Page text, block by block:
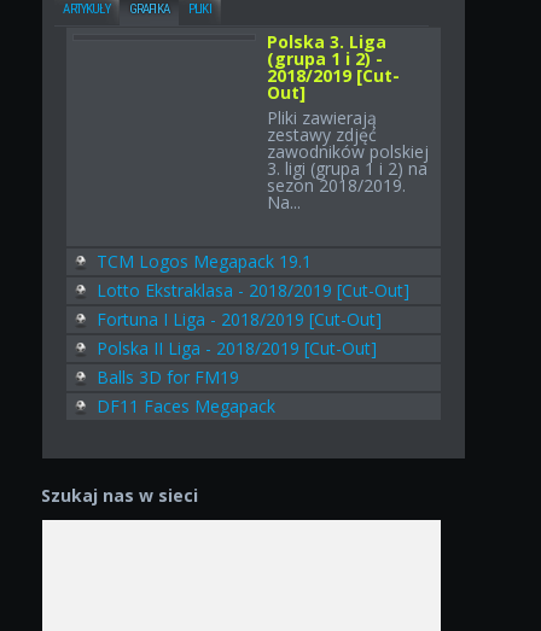
ARTYKUŁY GRAFIKA PLIKI
Polska 3. Liga
(grupa 1 i 2) -
2018/2019 [Cut-
Out]
Pliki zawierają
zestawy zdjęć
zawodników polskiej
3. ligi (grupa 1 i 2) na
sezon 2018/2019.
Na...
TCM Logos Megapack 19.1
Lotto Ekstraklasa - 2018/2019 [Cut-Out]
Fortuna I Liga - 2018/2019 [Cut-Out]
Polska II Liga - 2018/2019 [Cut-Out]
Balls 3D for FM19
DF11 Faces Megapack
Szukaj nas w sieci